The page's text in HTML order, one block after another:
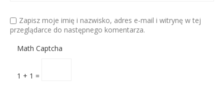
Zapisz moje imię i nazwisko, adres e-mail i witrynę w tej
przeglądarce do następnego komentarza.
Math Captcha
1 + 1 =